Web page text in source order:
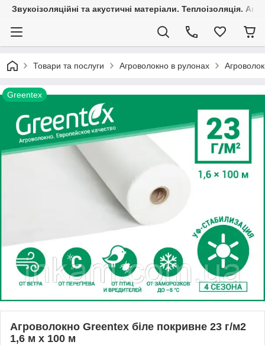
Звукоізоляційні та акустичні матеріали. Теплоізоляція.
Товари та послуги Агроволокно в рулонах
Greentex
Агроволокно Greentex біле покривне 23 г/м2
1,6 м х 100 м